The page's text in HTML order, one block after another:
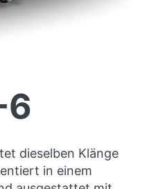
6
dieselben Klänge
in einem